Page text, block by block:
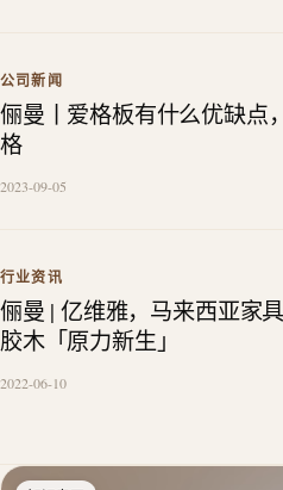
公司新闻
俪曼丨爱格板有什么优缺点
格
2023-09-05
行业资讯
俪曼 | 亿维雅，马来西亚家
胶木「原力新生」
2022-06-10